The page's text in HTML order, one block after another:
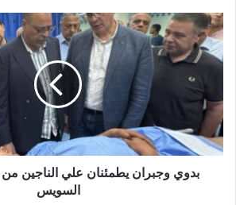
بدوي وجبران يطمئنان علي الناجين
السويس